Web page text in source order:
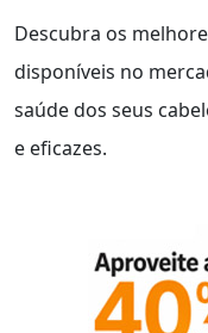
Descubra os
disponíveis no
saúde dos seus
e eficazes.